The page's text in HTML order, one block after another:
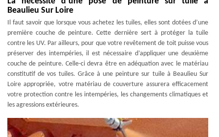
Beaulieu Sur Loire
Il faut savoir que lorsque vous achetez les tuiles, elles sont dotées d’une
première couche de peinture. Cette dernière sert à protéger la tuile
contre les UV. Par ailleurs, pour que votre revêtement de toit puisse vous
préserver des intempéries, il est nécessaire d’appliquer une deuxième
couche de peinture. Celle-ci devra être en adéquation avec le matériau
constitutif de vos tuiles. Grâce à une peinture sur tuile à Beaulieu Sur
Loire appropriée, votre matériau de couverture assurera efficacement
votre protection contre les intempéries, les changements climatiques et
les agressions extérieures.